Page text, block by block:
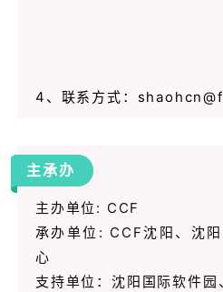
4、 联系方式：
主承办
主办单位: CCF
承办单位: CCF沈阳、沈
心
支持单位：沈阳国际软件园